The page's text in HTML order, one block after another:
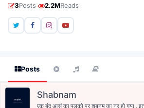
3Posts· 2.2MReads
Posts
Shabnam
एक बूंद आसूं का पलको पर शबनम का नूर हो गया..